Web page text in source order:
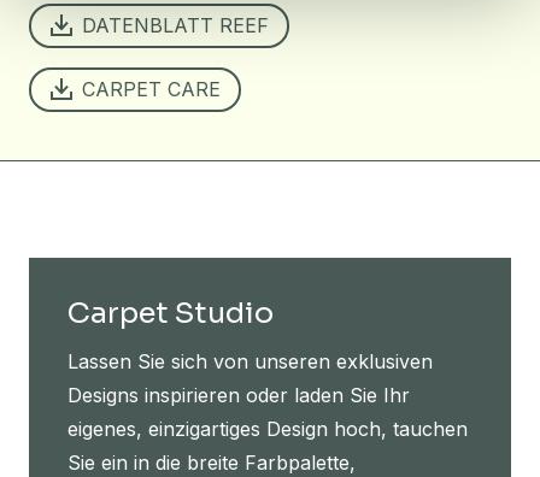
DATENBLATT REEF
CARPET CARE
Carpet Studio
Lassen Sie sich von unseren exklusiven
Designs inspirieren oder laden Sie Ihr
eigenes, einzigartiges Design hoch, tauchen
Sie ein in die breite Farbpalette,